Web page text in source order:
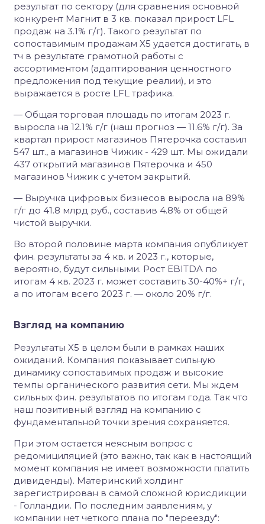
результат по сектору (для сравнения основной
конкурент Магнит в 3 кв. показал прирост LFL
продаж на 3.1% г/г). Такого результат по
сопоставимым продажам X5 удается достигать, в
тч в результате грамотной работы с
ассортиментом (адаптирования ценностного
предложения под текущие реалии), и это
выражается в росте LFL трафика.
— Общая торговая площадь по итогам 2023 г.
выросла на 12.1% г/г (наш прогноз — 11.6% г/г). За
квартал прирост магазинов Пятерочка составил
547 шт., а магазинов Чижик - 429 шт. Мы ожидали
437 открытий магазинов Пятерочка и 450
магазинов Чижик с учетом закрытий.
— Выручка цифровых бизнесов выросла на 89%
г/г до 41.8 млрд руб., составив 4.8% от общей
чистой выручки.
Во второй половине марта компания опубликует
фин. результаты за 4 кв. и 2023 г., которые,
вероятно, будут сильными. Рост EBITDA по
итогам 4 кв. 2023 г. может составить 30-40%+ г/г,
а по итогам всего 2023 г. — около 20% г/г.
Взгляд на компанию
Результаты X5 в целом были в рамках наших
ожиданий. Компания показывает сильную
динамику сопоставимых продаж и высокие
темпы органического развития сети. Мы ждем
сильных фин. результатов по итогам года. Так что
наш позитивный взгляд на компанию с
фундаментальной точки зрения сохраняется.
При этом остается неясным вопрос с
редомициляцией (это важно, так как в настоящий
момент компания не имеет возможности платить
дивиденды). Материнский холдинг
зарегистрирован в самой сложной юрисдикции
- Голландии. По последним заявлениям, у
компании нет четкого плана по "переезду":